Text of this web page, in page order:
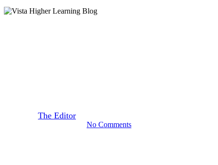
The Editor
No Comments